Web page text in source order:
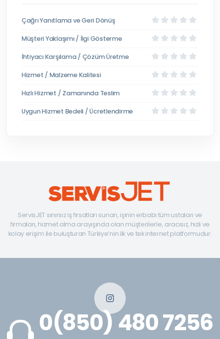
Çağrı Yanıtlama ve Geri Dönüş
Müşteri Yaklaşımı / İlgi Gösterme
İhtiyacı Karşılama / Çözüm Üretme
Hizmet / Malzeme Kalitesi
Hızlı Hizmet / Zamanında Teslim
Uygun Hizmet Bedeli / Ücretlendirme
ServisJET sınırsız iş fırsatları sunan, işinin erbabı tüm ustaları ve
firmaları, hizmet alma arayışında olan müşterilerle, aracısız, hızlı ve
kolay erişim ile buluşturan Türkiye’nin ilk ve tek internet platformudur.
0(850) 480 7256